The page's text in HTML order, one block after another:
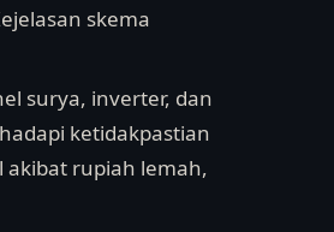
skema
surya, inverter, dan
ketidakpastian
akibat rupiah lemah,